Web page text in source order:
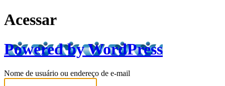
Acessar
Powered by WordPress
Nome de usuário ou endereço de e-mail